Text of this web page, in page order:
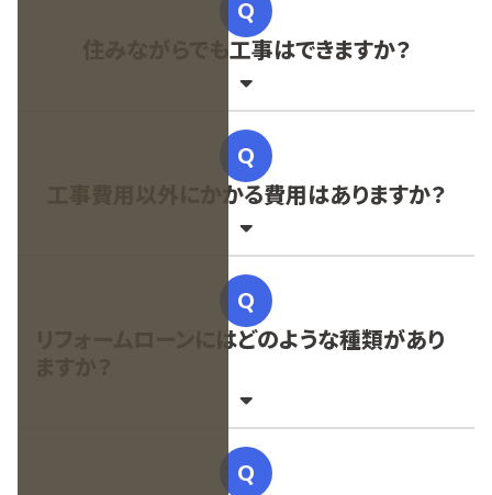
住みながらでも工事はできますか？
工事費用以外にかかる費用はありますか？
リフォームローンにはどのような種類があり